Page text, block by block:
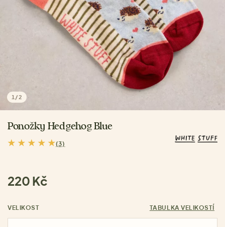
1 /2
Ponožky Hedgehog Blue
(3)
220 Kč
VELIKOST TABULKA VELIKOSTÍ